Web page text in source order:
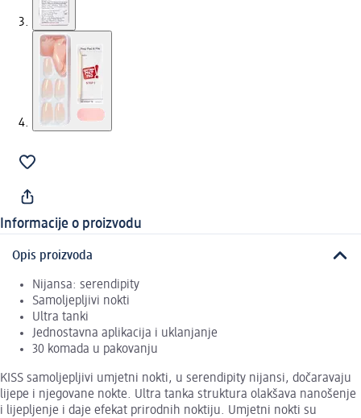
Informacije o proizvodu
Opis proizvoda
Nijansa: serendipity
Samoljepljivi nokti
Ultra tanki
Jednostavna aplikacija i uklanjanje
30 komada u pakovanju
KISS samoljepljivi umjetni nokti, u serendipity nijansi, dočaravaju
lijepe i njegovane nokte. Ultra tanka struktura olakšava nanošenje
i lijepljenje i daje efekat prirodnih noktiju. Umjetni nokti su